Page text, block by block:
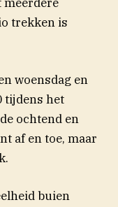
trekken is
woensdag en
tijdens het
ochtend en
af en toe, maar
buien